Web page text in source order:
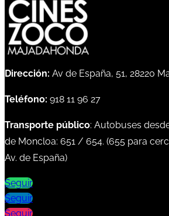
Dirección: Av de España, 51, 28220
Teléfono: 918 11 96 27
Transporte público: Autobuses
de Moncloa: 651 / 654. (655 para
Av. de España)
Seguir
Seguir
Seguir